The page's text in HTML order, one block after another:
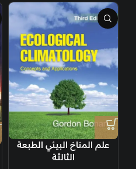
علم المناخ البيئي الطبعة
الثالثة